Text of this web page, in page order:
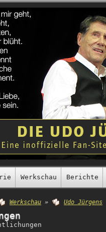
Werkschau Berichte
Werkschau » Udo Jürgens